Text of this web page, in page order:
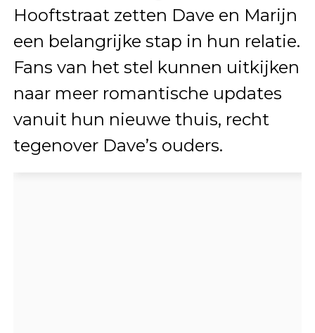
Hooftstraat zetten Dave en Marijn
een belangrijke stap in hun relatie.
Fans van het stel kunnen uitkijken
naar meer romantische updates
vanuit hun nieuwe thuis, recht
tegenover Dave’s ouders.